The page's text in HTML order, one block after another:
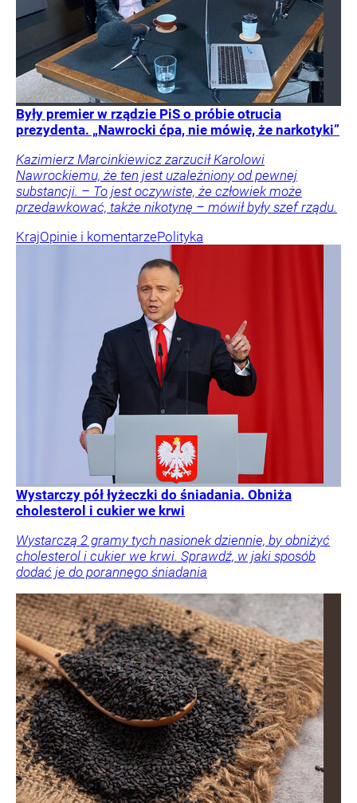
Były premier w rządzie PiS o próbie otrucia
prezydenta. „Nawrocki ćpa, nie mówię, że narkotyki”
Kazimierz Marcinkiewicz zarzucił Karolowi
Nawrockiemu, że ten jest uzależniony od pewnej
substancji. – To jest oczywiste, że człowiek może
przedawkować, także nikotynę – mówił były szef rządu.
KrajOpinie i komentarzePolityka
Wystarczy pół łyżeczki do śniadania. Obniża
cholesterol i cukier we krwi
Wystarczą 2 gramy tych nasionek dziennie, by obniżyć
cholesterol i cukier we krwi. Sprawdź, w jaki sposób
dodać je do porannego śniadania